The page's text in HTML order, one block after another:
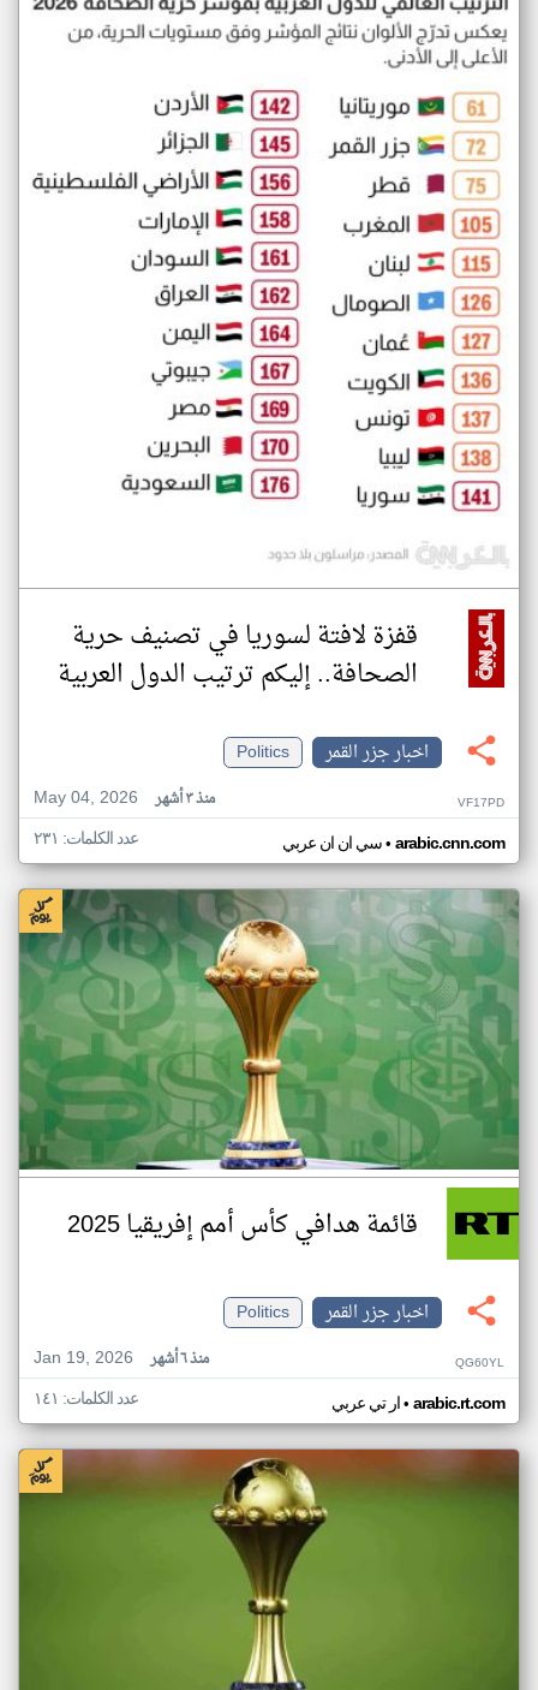
قفزة لافتة لسوريا في تصنيف حرية
الصحافة.. إليكم ترتيب الدول العربية
اخبار جزر القمر
Politics
May 04, 2026
منذ ٣ أشهر VF17PD
سي ان ان عربي• arabic.cnn.com عدد الكلمات: ٢٣١
قائمة هدافي كأس أمم إفريقيا 2025
اخبار جزر القمر
Politics
Jan 19, 2026
منذ ٦ أشهر QG60YL
ار تي عربي• arabic.rt.com عدد الكلمات: ١٤١